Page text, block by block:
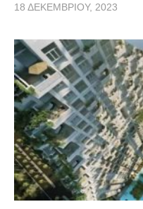
18 ΔΕΚΕΜΒΡΊΟΥ, 2023